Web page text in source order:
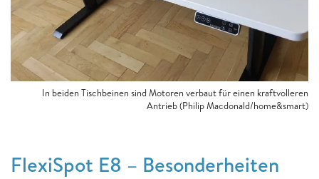
In beiden Tischbeinen sind Motoren verbaut für einen kraftvolleren
Antrieb (Philip Macdonald/home&smart)
FlexiSpot E8 – Besonderheiten